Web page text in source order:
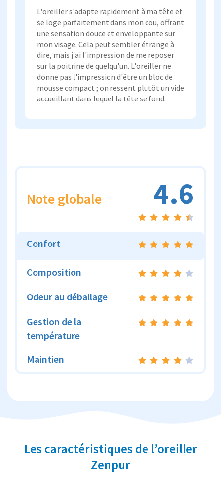
L'oreiller s'adapte rapidement à ma tête et
se loge parfaitement dans mon cou, offrant
une sensation douce et enveloppante sur
mon visage. Cela peut sembler étrange à
dire, mais j'ai l'impression de me reposer
sur la poitrine de quelqu'un. L'oreiller ne
donne pas l'impression d'être un bloc de
mousse compact ; on ressent plutôt un vide
accueillant dans lequel la tête se fond.
Note globale 4.6
Confort
Composition
Odeur au déballage
Gestion de la
température
Maintien
Les caractéristiques de l’oreiller
Zenpur